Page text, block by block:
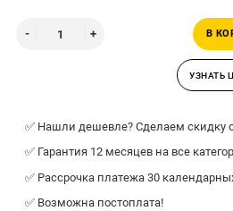
В
УЗНАТЬ
✅ Нашли дешевле? Сделаем скидку
✅ Гарантия 12 месяцев на все
✅ Рассрочка платежа 30
✅ Возможна постоплата!